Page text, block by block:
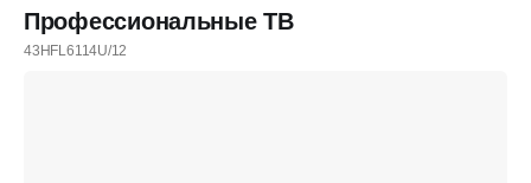
Профессиональные ТВ
43HFL6114U/12